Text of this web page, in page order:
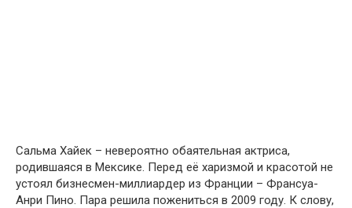
Сальма Хайек – невероятно обаятельная актриса,
родившаяся в Мексике. Перед её харизмой и красотой не
устоял бизнесмен-миллиардер из Франции – Франсуа-
Анри Пино. Пара решила пожениться в 2009 году. К слову,